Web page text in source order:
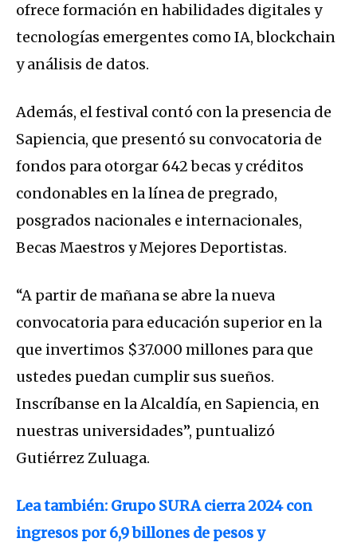
ofrece formación en habilidades digitales y
tecnologías emergentes como IA, blockchain
y análisis de datos.
Además, el festival contó con la presencia de
Sapiencia, que presentó su convocatoria de
fondos para otorgar 642 becas y créditos
condonables en la línea de pregrado,
posgrados nacionales e internacionales,
Becas Maestros y Mejores Deportistas.
“A partir de mañana se abre la nueva
convocatoria para educación superior en la
que invertimos $37.000 millones para que
ustedes puedan cumplir sus sueños.
Inscríbanse en la Alcaldía, en Sapiencia, en
nuestras universidades”, puntualizó
Gutiérrez Zuluaga.
Lea también: Grupo SURA cierra 2024 con
ingresos por 6,9 billones de pesos y